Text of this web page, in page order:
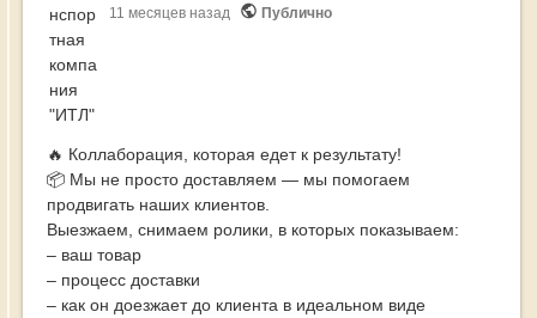
11 месяцев назад Публично
🔥 Коллаборация, которая едет к результату!
📦 Мы не просто доставляем — мы помогаем
продвигать наших клиентов.
Выезжаем, снимаем ролики, в которых показываем:
– ваш товар
– процесс доставки
– как он доезжает до клиента в идеальном виде